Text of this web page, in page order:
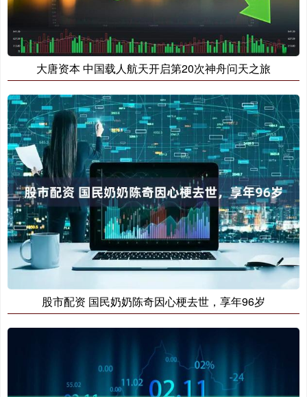
大唐资本 中国载人航天开启第20次神舟问天之旅
股市配资 国民奶奶陈奇因心梗去世，享年96岁